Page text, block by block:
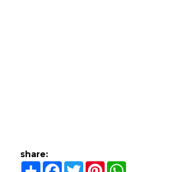
share:
ShareFacebook
TwitterPinterestWhatsApp